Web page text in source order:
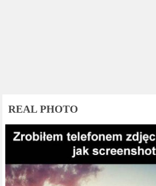
REAL PHOTO